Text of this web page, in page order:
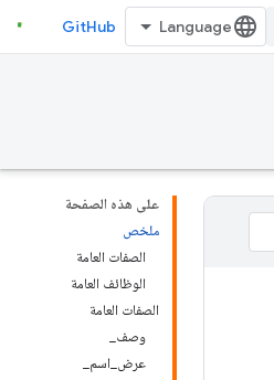
GitHub
على هذه الصفحة
ملخص
الصفات العامة
الوظائف العامة
الصفات العامة
وصف_
عرض_اسم_